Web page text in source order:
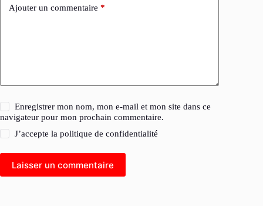
Ajouter un commentaire *
Enregistrer mon nom, mon e-mail et mon site dans ce
navigateur pour mon prochain commentaire.
J’accepte lapolitique de confidentialité
Laisser un commentaire